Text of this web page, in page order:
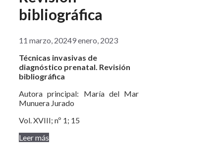
bibliográfica
11 marzo, 20249 enero, 2023
Técnicas invasivas de
diagnóstico prenatal. Revisión
bibliográfica
Autora principal: María del Mar
Munuera Jurado
Vol. XVIII; nº 1; 15
Leer más